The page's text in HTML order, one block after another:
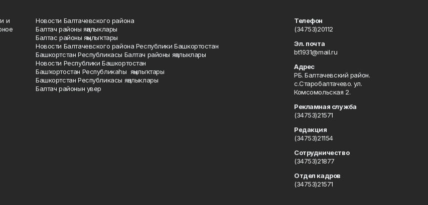
и
Новости Балтачевского района
Балтач районы яңалыклары
Балтас районы яңылыҡтары
Новости Балтачевского района Республики Башкортостан
Башкортстан Республикасы Балтач районы яңалыклары
Новости Республики Башкортостан
Башҡортостан Республикаһы яңылыҡтары
Башкортстан Республикасы яңалыклары
Балтач районын увер
Телефон
(34753)20112
Эл. почта
bt1931@mail.ru
Адрес
РБ. Балтачевский район.
с.Старобалтачево. ул.
Комсомольская 2.
Рекламная служба
(34753)21571
Редакция
(34753)21154
Сотрудничество
(34753)21877
Отдел кадров
(34753)21571